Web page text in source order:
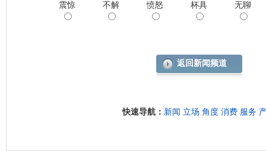
震惊 不解 愤怒 杯具 无聊
返回新闻频道
快速导航： 新闻 立场 角度 消费 服务